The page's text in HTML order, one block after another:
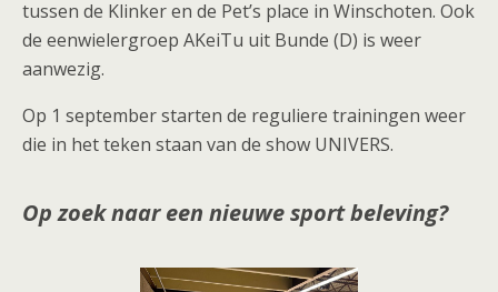
tussen de Klinker en de Pet’s place in Winschoten. Ook
de eenwielergroep AKeiTu uit Bunde (D) is weer
aanwezig.
Op 1 september starten de reguliere trainingen weer
die in het teken staan van de show UNIVERS.
Op zoek naar een nieuwe sport beleving?